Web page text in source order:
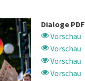
Dialoge PDF
Vorschau
Vorschau
Vorschau
Vorschau